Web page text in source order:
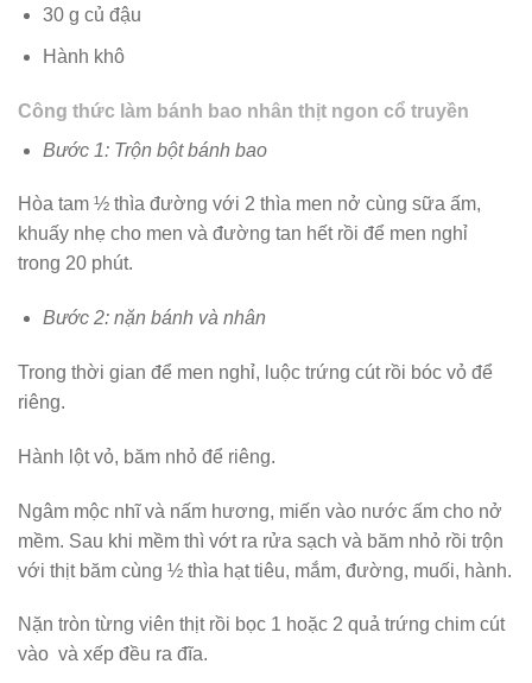
30 g củ đậu
Hành khô
Công thức làm bánh bao nhân thịt ngon cổ truyền
Bước 1: Trộn bột bánh bao
Hòa tam ½ thìa đường với 2 thìa men nở cùng sữa ấm,
khuấy nhẹ cho men và đường tan hết rồi để men nghỉ
trong 20 phút.
Bước 2: nặn bánh và nhân
Trong thời gian để men nghỉ, luộc trứng cút rồi bóc vỏ để
riêng.
Hành lột vỏ, băm nhỏ để riêng.
Ngâm mộc nhĩ và nấm hương, miến vào nước ấm cho nở
mềm. Sau khi mềm thì vớt ra rửa sạch và băm nhỏ rồi trộn
với thịt băm cùng ½ thìa hạt tiêu, mắm, đường, muối, hành.
Nặn tròn từng viên thịt rồi bọc 1 hoặc 2 quả trứng chim cút
vào và xếp đều ra đĩa.